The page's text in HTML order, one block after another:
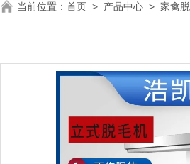
当前位置： 首页 > 产品中心 > 家禽